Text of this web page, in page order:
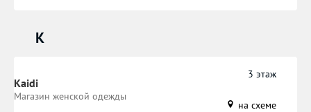
K
Kaidi
Магазин женской одежды
3 этаж
на схеме